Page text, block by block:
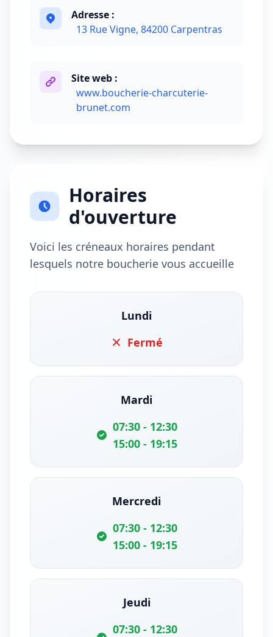
Adresse :
13 Rue Vigne, 84200 Carpentras
Site web :
www.boucherie-charcuterie-
brunet.com
Horaires
d'ouverture
Voici les créneaux horaires pendant
lesquels notre boucherie vous accueille
Lundi
Fermé
Mardi
07:30 - 12:30
15:00 - 19:15
Mercredi
07:30 - 12:30
15:00 - 19:15
Jeudi
07:30 - 12:30